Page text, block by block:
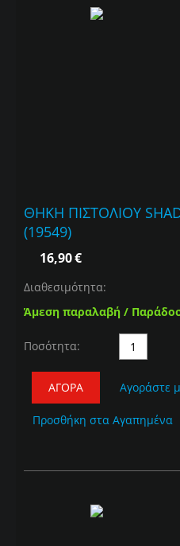
ΘΗΚΗ ΠΙΣΤΟΛΙΟΥ
(19549)
16,90€
Διαθεσιμότητα:
Άμεση παραλαβή /
Ποσότητα:
ΑΓΟΡΆ Αγοράστε
Προσθήκη στα Αγαπημένα